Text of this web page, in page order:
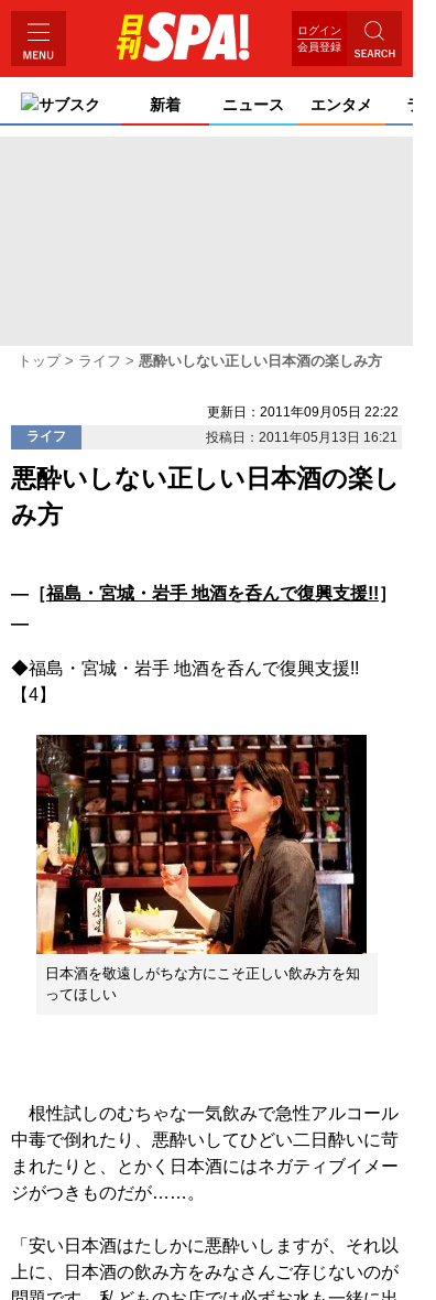
ログイン
会員登録
サブスク 新着 ニュース エンタメ ライ
トップ ライフ 悪酔いしない正しい日本酒の楽しみ方
更新日：2011年09月05日 22:22
ライフ
投稿日：2011年05月13日 16:21
悪酔いしない正しい日本酒の楽し
み方
―［福島・宮城・岩手 地酒を呑んで復興支援!!］
―
◆福島・宮城・岩手 地酒を呑んで復興支援!!
【4】
日本酒を敬遠しがちな方にこそ正しい飲み方を知
ってほしい
根性試しのむちゃな一気飲みで急性アルコール
中毒で倒れたり、悪酔いしてひどい二日酔いに苛
まれたりと、とかく日本酒にはネガティブイメー
ジがつきものだが……。
「安い日本酒はたしかに悪酔いしますが、それ以
上に、日本酒の飲み方をみなさんご存じないのが